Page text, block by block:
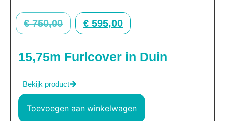
€750,00 € 595,00
15,75m Furlcover in Duin
Bekijk product
Toevoegen aan winkelwagen